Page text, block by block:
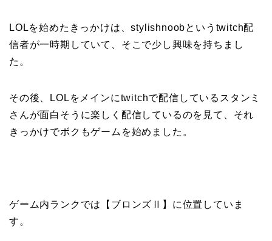
LOLを始めたきっかけは、stylishnoobというtwitch配
信者が一時期していて、そこで少し興味を持ちまし
た。
その後、LOLをメインにtwitchで配信しているスタンミ
さんが面白そうに楽しく配信しているのを見て、それ
きっかけでボクもゲームを始めました。
ゲーム内ランクでは【ブロンズⅡ】に位置していま
す。